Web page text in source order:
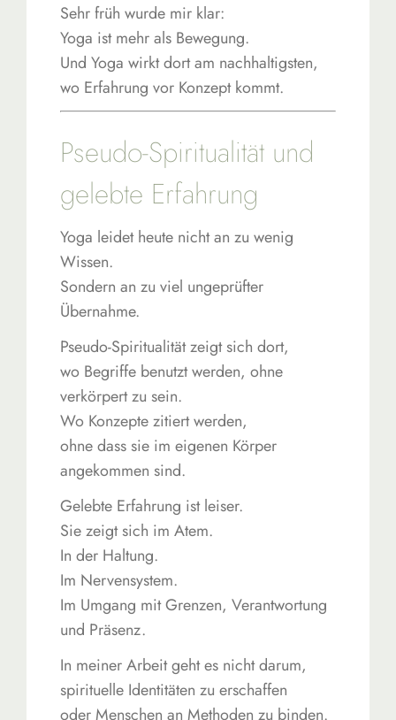
Sehr früh wurde mir klar:
Yoga ist mehr als Bewegung.
Und Yoga wirkt dort am nachhaltigsten,
wo Erfahrung vor Konzept kommt.
Pseudo-Spiritualität und
gelebte Erfahrung
Yoga leidet heute nicht an zu wenig
Wissen.
Sondern an zu viel ungeprüfter
Übernahme.
Pseudo-Spiritualität zeigt sich dort,
wo Begriffe benutzt werden, ohne
verkörpert zu sein.
Wo Konzepte zitiert werden,
ohne dass sie im eigenen Körper
angekommen sind.
Gelebte Erfahrung ist leiser.
Sie zeigt sich im Atem.
In der Haltung.
Im Nervensystem.
Im Umgang mit Grenzen, Verantwortung
und Präsenz.
In meiner Arbeit geht es nicht darum,
spirituelle Identitäten zu erschaffen
oder Menschen an Methoden zu binden.